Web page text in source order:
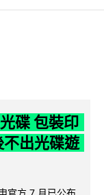
碟 包裝印
出光碟遊